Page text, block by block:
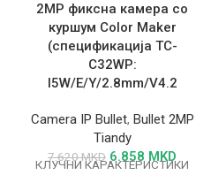
2MP фиксна камера со
куршум Color Maker
(спецификација TC-
C32WP:
I5W/E/Y/2.8mm/V4.2
Camera IP Bullet, Bullet 2MP
Tiandy
7.620MKD 6.858 MKD
КЛУЧНИ КАРАКТЕРИСТИКИ